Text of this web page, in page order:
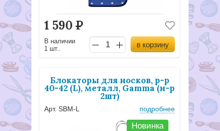
1 590 Р
В наличии
1 шт..
в корзину
Блокаторы для носков, р-р
40-42 (L), металл, Gamma (н-р
2шт)
Арт. SBM-L подробнее
Новинка